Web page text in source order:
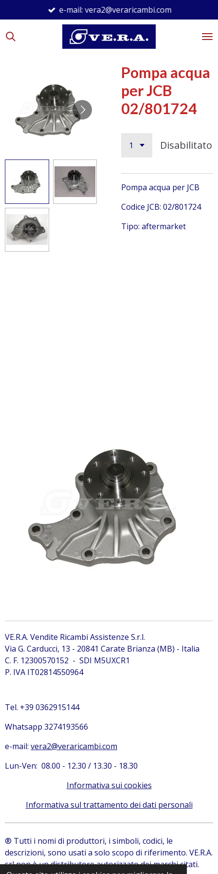
al
contenuto
e-mail: vera2@veraricambi.com
Pompa acqua
per JCB
02/801724
Disabilitato
Pompa acqua per JCB
Codice JCB: 02/801724
Tipo: aftermarket
VE.R.A. Vendite Ricambi Assistenze S.r.l.
Via G. Carducci, 13 - 20841 Carate Brianza (MB) - Italia
C. F. 12300570152 - SDI M5UXCR1
P. IVA IT02814550964
Tel. +39 0362915144
Whatsapp 3274193566
e-mail: vera2@veraricambi.com
Lun-Ven: 08.00 - 12.30 / 13.30 - 18.30
Informativa sui cookies
Informativa sul trattamento dei dati personali
® Tutti i nomi di produttori, i simboli, codici, le
descrizioni, sono usati a solo scopo di riferimento. VE.R.A.
srl non è un distributore autorizzato dei marchi citati.